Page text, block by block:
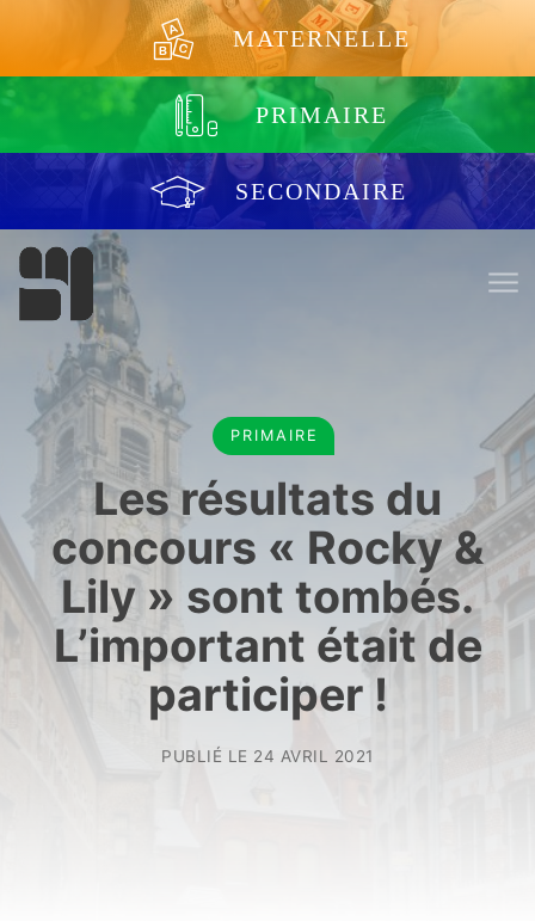
MATERNELLE
PRIMAIRE
SECONDAIRE
PRIMAIRE
Les résultats du
concours « Rocky &
Lily » sont tombés.
L’important était de
participer !
PUBLIÉ LE 24 AVRIL 2021